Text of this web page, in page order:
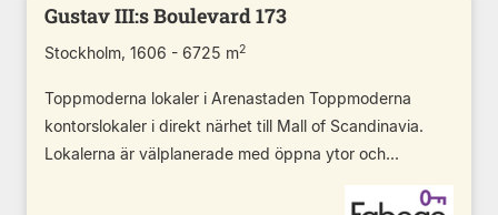
Gustav III:s Boulevard 173
Stockholm, 1606 - 6725 m2
Toppmoderna lokaler i Arenastaden Toppmoderna
kontorslokaler i direkt närhet till Mall of Scandinavia.
Lokalerna är välplanerade med öppna ytor och...